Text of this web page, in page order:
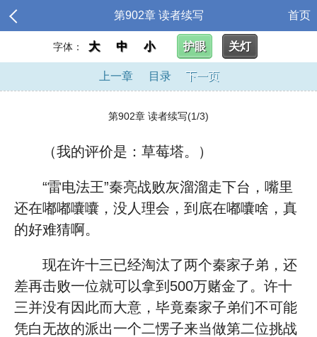
第902章 读者续写 首页
字体： 大 中 小 护眼 关灯
上一章 目录 下一页
第902章 读者续写(1/3)
（我的评价是：草莓塔。）
“雷电法王”秦亮战败灰溜溜走下台，嘴里
还在嘟嘟囔囔，没人理会，到底在嘟囔啥，真
的好难猜啊。
现在许十三已经淘汰了两个秦家子弟，还
差再击败一位就可以拿到500万赌金了。许十
三并没有因此而大意，毕竟秦家子弟们不可能
凭白无故的派出一个二愣子来当做第二位挑战